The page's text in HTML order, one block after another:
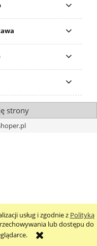
usług i zgodnie z Polityką
lub dostępu do
strony